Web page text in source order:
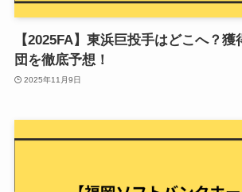
【2025FA】東浜巨投手はどこへ？
団を徹底予想！
2025年11月9日